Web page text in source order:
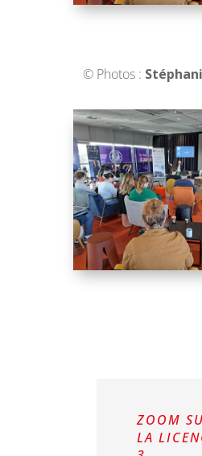
© Photos :
ZOOM
LA